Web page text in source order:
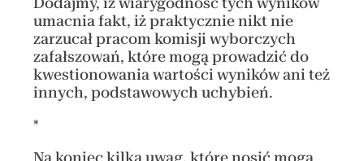
umacnia fakt, iż praktycznie nikt nie
zarzucał pracom komisji wyborczych
zafałszowań, które mogą prowadzić do
kwestionowania wartości wyników ani też
innych, podstawowych uchybień.
*